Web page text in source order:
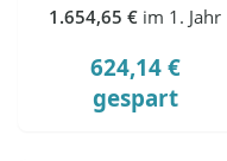
1.654,65 € im 1. Jahr
624,14 €
gespart